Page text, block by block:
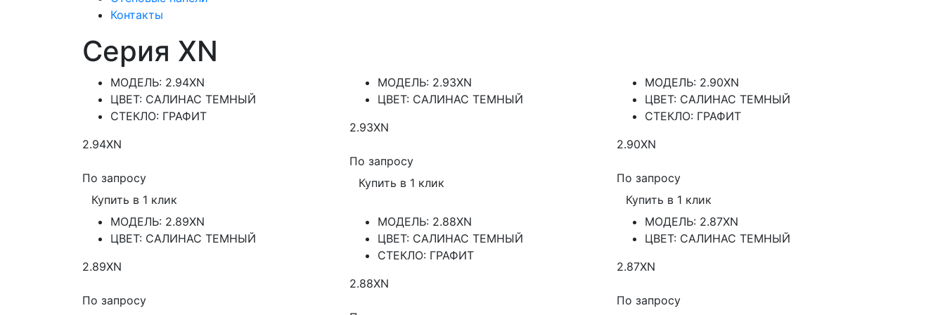
Контакты
Серия XN
МОДЕЛЬ: 2.94XN
ЦВЕТ: САЛИНАС ТЕМНЫЙ
СТЕКЛО: ГРАФИТ
2.94XN
По запросу
Купить в 1 клик
МОДЕЛЬ: 2.93XN
ЦВЕТ: САЛИНАС ТЕМНЫЙ
2.93XN
По запросу
Купить в 1 клик
МОДЕЛЬ: 2.90XN
ЦВЕТ: САЛИНАС ТЕМНЫЙ
СТЕКЛО: ГРАФИТ
2.90XN
По запросу
Купить в 1 клик
МОДЕЛЬ: 2.89XN
ЦВЕТ: САЛИНАС ТЕМНЫЙ
2.89XN
По запросу
МОДЕЛЬ: 2.88XN
ЦВЕТ: САЛИНАС ТЕМНЫЙ
СТЕКЛО: ГРАФИТ
2.88XN
МОДЕЛЬ: 2.87XN
ЦВЕТ: САЛИНАС ТЕМНЫЙ
2.87XN
По запросу